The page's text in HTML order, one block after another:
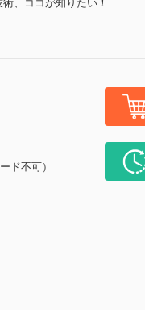
、ココが知りたい！
ド不可）